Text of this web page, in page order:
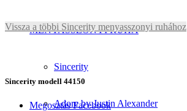
MENYASSZONYI RUHA
Sincerity
Adore by Justin Alexander
Vissza a többi Sincerity menyasszonyi ruhához
Sincerity modell 44150
Megosztás Facebook